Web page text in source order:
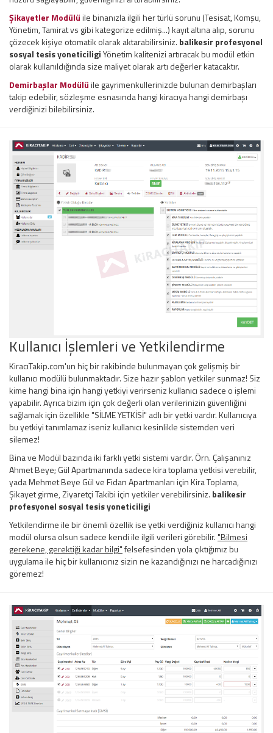
Şikayetler Modülüile binanızla ilgili her türlü sorunu (Tesisat, Komşu,
Yönetim, Tamirat vs gibi kategorize edilmiş...) kayıt altına alıp, sorunu
çözecek kişiye otomatik olarak aktarabilirsiniz. balikesir profesyonel
sosyal tesis yoneticiligiYönetim kalitenizi artıracak bu modül etkin
olarak kullanıldığında size maliyet olarak artı değerler katacaktır.
Demirbaşlar Modülüile gayrimenkullerinizde bulunan demirbaşları
takip edebilir, sözleşme esnasında hangi kiracıya hangi demirbaşı
verdiğinizi bilebilirsiniz.
Kullanıcı İşlemleri ve Yetkilendirme
KiracıTakip.com'un hiç bir rakibinde bulunmayan çok gelişmiş bir
kullanıcı modülü bulunmaktadır. Size hazır şablon yetkiler sunmaz! Siz
kime hangi bina için hangi yetkiyi verirseniz kullanıcı sadece o işlemi
yapabilir. Ayrıca bizim için çok değerli olan verilerinizin güvenliğini
sağlamak için özellikle "SİLME YETKİSİ" adlı bir yetki vardır. Kullanıcıya
bu yetkiyi tanımlamaz iseniz kullanıcı kesinlikle sistemden veri
silemez!
Bina ve Modül bazında iki farklı yetki sistemi vardır. Örn. Çalışanınız
Ahmet Beye; Gül Apartmanında sadece kira toplama yetkisi verebilir,
yada Mehmet Beye Gül ve Fidan Apartmanları için Kira Toplama,
Şikayet girme, Ziyaretçi Takibi için yetkiler verebilirsiniz. balikesir
profesyonel sosyal tesis yoneticiligi
Yetkilendirme ile bir önemli özellik ise yetki verdiğiniz kullanıcı hangi
modül olursa olsun sadece kendi ile ilgili verileri görebilir."Bilmesi
gerekene, gerektiği kadar bilgi"felsefesinden yola çıktığımız bu
uygulama ile hiç bir kullanıcınız sizin ne kazandığınızı ne harcadığınızı
göremez!